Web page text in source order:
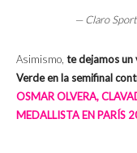
— Claro
Asimismo, te dejamos
Verde en la semifinal
OSMAR OLVERA,
MEDALLISTA EN PARÍS